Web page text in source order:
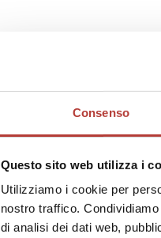
Consenso
Questo sito web utilizza i
Utilizziamo i cookie per
nostro traffico.
di analisi dei dati web,
in
un